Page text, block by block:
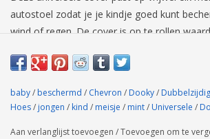
autostoel zodat je je kindje goed kunt
wind of regen. De cover is op te rollen
baby/ beschermd / Chevron / Dooky/
Hoes/ jongen / kind / meisje / mint/ Universele /
Aan verlanglijst toevoegen /Toevoegen om te